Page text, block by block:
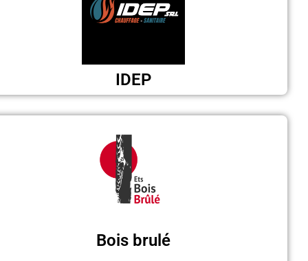
IDEP
Bois brulé